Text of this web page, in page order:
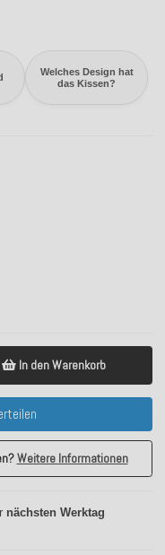
Welches Design hat
das Kissen?
In den Warenkorb
Weitere Informationen
nächsten Werktag